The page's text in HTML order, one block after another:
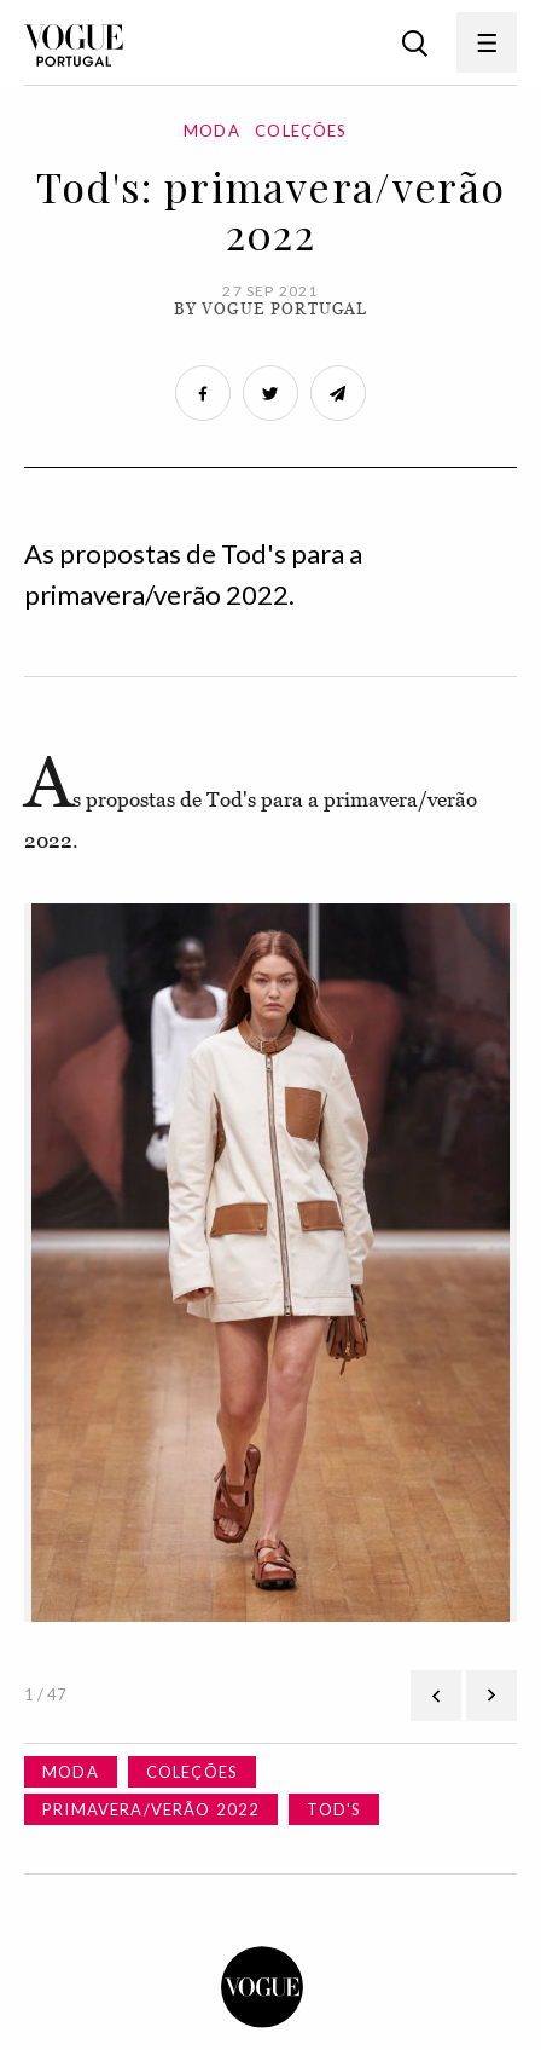
MODA COLEÇÕES
Tod's: primavera/verão
2022
27 SEP 2021
BY VOGUE PORTUGAL
As propostas de Tod's para a
primavera/verão 2022.
As propostas de Tod's para a primavera/verão
2022.
1 / 47
MODA
COLEÇÕES
PRIMAVERA/VERÃO 2022
TOD'S